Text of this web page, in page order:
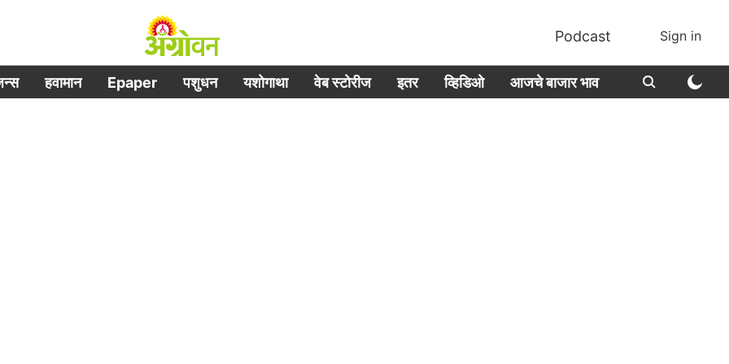
Podcast Sign in
हवामान Epaper पशुधन यशोगाथा वेब स्टोरीज इतर व्हिडिओ आजचे बाजार भाव